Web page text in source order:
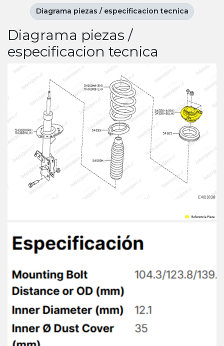
Diagrama piezas /
especificacion tecnica
Diagrama piezas / especificacion tecnica